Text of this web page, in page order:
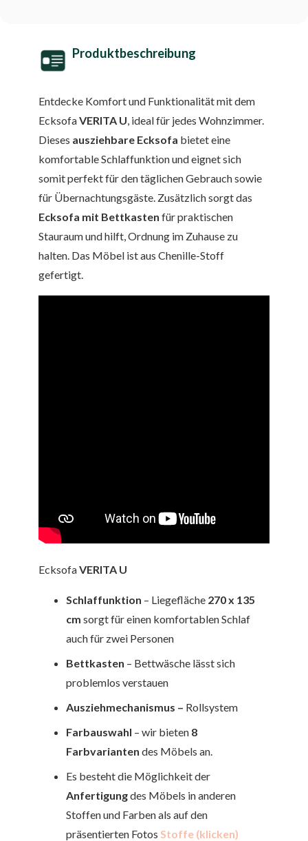
Produktbeschreibung
Entdecke Komfort und Funktionalität mit dem
EcksofaVERITA U , ideal für jedes Wohnzimmer.
Dieses ausziehbare Ecksofa bietet eine
komfortable Schlaffunktion und eignet sich
somit perfekt für den täglichen Gebrauch sowie
für Übernachtungsgäste. Zusätzlich sorgt das
Ecksofa mit Bettkasten für praktischen
Stauraum und hilft, Ordnung im Zuhause zu
halten. Das Möbel ist aus Chenille-Stoff
gefertigt.
EcksofaVERITA U
Schlaffunktion – Liegefläche 270 x 135
cm sorgt für einen komfortablen Schlaf
auch für zwei Personen
Bettkasten – Bettwäsche lässt sich
problemlos verstauen
Ausziehmechanismus – Rollsystem
Farbauswahl – wir bieten 8
Farbvarianten des Möbels an.
Es besteht die Möglichkeit der
Anfertigungdes Möbels in anderen
Stoffen und Farben als auf den
präsentierten Fotos Stoffe (klicken)